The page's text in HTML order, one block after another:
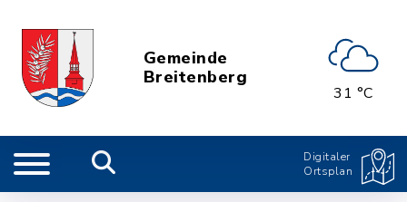
Gemeinde
Breitenberg
31 °C
Digitaler
Ortsplan